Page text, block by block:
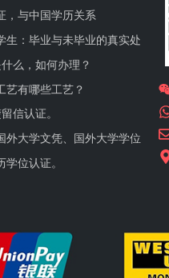
，与中国学历关系
生：毕业与未毕业的真实处
么，如何办理？
艺有哪些工艺？
信认证。
外大学文凭、国外大学学位
位认证。